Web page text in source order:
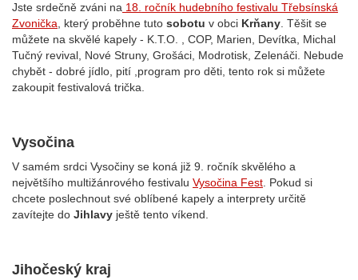
Jste srdečně zváni na 18. ročník hudebního festivalu Třebsínská
Zvonička , který proběhne tuto sobotu v obci Krňany Těšit se
můžete na skvělé kapely - K.T.O. , COP, Marien, Devítka, Michal
Tučný revival, Nové Struny, Grošáci, Modrotisk, Zelenáči. Nebude
chybět - dobré jídlo, pití ,program pro děti, tento rok si můžete
zakoupit festivalová trička.
Vysočina
V samém srdci Vysočiny se koná již 9. ročník skvělého a
největšího multižánrového festivalu Vysočina Fest . Pokud si
chcete poslechnout své oblíbené kapely a interprety určitě
zavítejte do Jihlavy ještě tento víkend.
Jihočeský kraj